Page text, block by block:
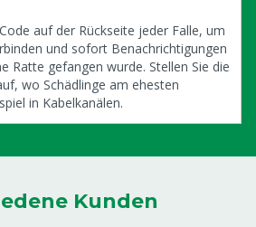
auf der Rückseite jeder Falle, um
und sofort Benachrichtigungen
Ratte gefangen wurde. Stellen Sie die
wo Schädlinge am ehesten
in Kabelkanälen.
Kunden